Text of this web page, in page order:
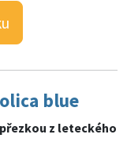
blue
z leteckého